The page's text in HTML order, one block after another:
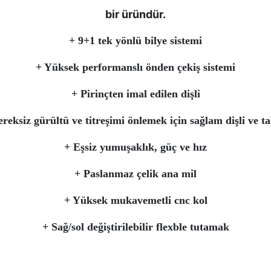
bir üründür.
+ 9+1 tek yönlü bilye sistemi
+ Yüksek performanslı önden çekiş sistemi
+ Pirinçten imal edilen dişli
gürültü ve titreşimi önlemek için sağlam dişli ve
+ Eşsiz yumuşaklık, güç ve hız
+ Paslanmaz çelik ana mil
+ Yüksek mukavemetli cnc kol
+ Sağ/sol değiştirilebilir flexble tutamak